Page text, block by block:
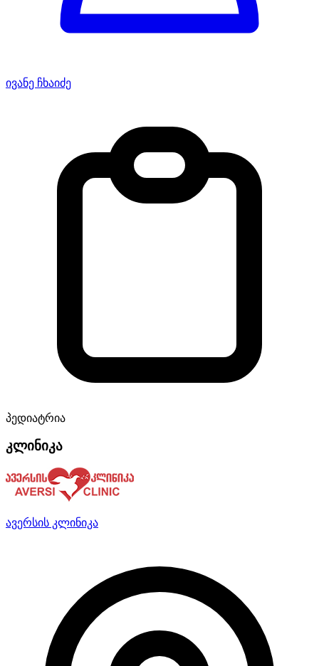
ივანე ჩხაიძე
პედიატრია
კლინიკა
ავერსის კლინიკა